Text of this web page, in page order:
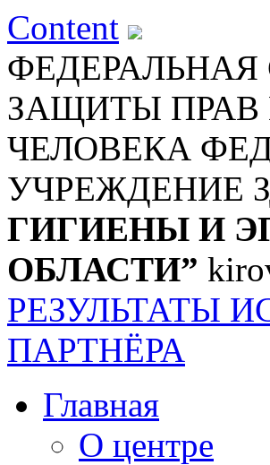
Content
ЗАЩИТЫ ПРАВ
ЧЕЛОВЕКА
УЧРЕЖДЕНИЕ
ГИГИЕНЫ И
ОБЛАСТИ”
РЕЗУЛЬТАТЫ
ПАРТНЁРА
Главная
О центре